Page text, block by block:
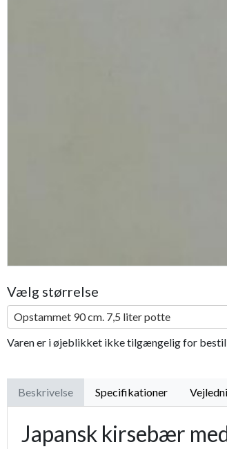
Vælg størrelse
Opstammet 90 cm. 7,5 liter potte
Varen er i øjeblikket ikke tilgængelig for
Beskrivelse Specifikationer
Japansk kirsebær